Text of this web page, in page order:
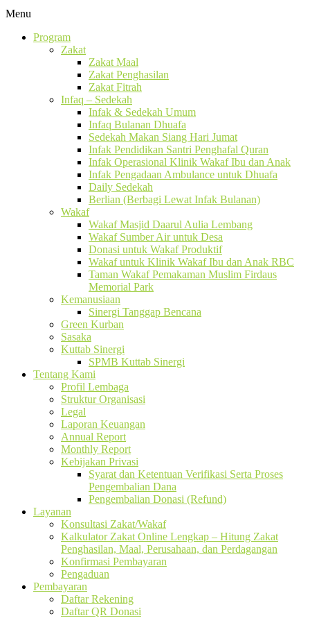
Menu
Program
Zakat
Zakat Maal
Zakat Penghasilan
Zakat Fitrah
Infaq – Sedekah
Infak & Sedekah Umum
Infaq Bulanan Dhuafa
Sedekah Makan Siang Hari Jumat
Infak Pendidikan Santri Penghafal Quran
Infak Operasional Klinik Wakaf Ibu dan Anak
Infak Pengadaan Ambulance untuk Dhuafa
Daily Sedekah
Berlian (Berbagi Lewat Infak Bulanan)
Wakaf
Wakaf Masjid Daarul Aulia Lembang
Wakaf Sumber Air untuk Desa
Donasi untuk Wakaf Produktif
Wakaf untuk Klinik Wakaf Ibu dan Anak RBC
Taman Wakaf Pemakaman Muslim Firdaus
Memorial Park
Kemanusiaan
Sinergi Tanggap Bencana
Green Kurban
Sasaka
Kuttab Sinergi
SPMB Kuttab Sinergi
Tentang Kami
Profil Lembaga
Struktur Organisasi
Legal
Laporan Keuangan
Annual Report
Monthly Report
Kebijakan Privasi
Syarat dan Ketentuan Verifikasi Serta Proses
Pengembalian Dana
Pengembalian Donasi (Refund)
Layanan
Konsultasi Zakat/Wakaf
Kalkulator Zakat Online Lengkap – Hitung Zakat
Penghasilan, Maal, Perusahaan, dan Perdagangan
Konfirmasi Pembayaran
Pengaduan
Pembayaran
Daftar Rekening
Daftar QR Donasi